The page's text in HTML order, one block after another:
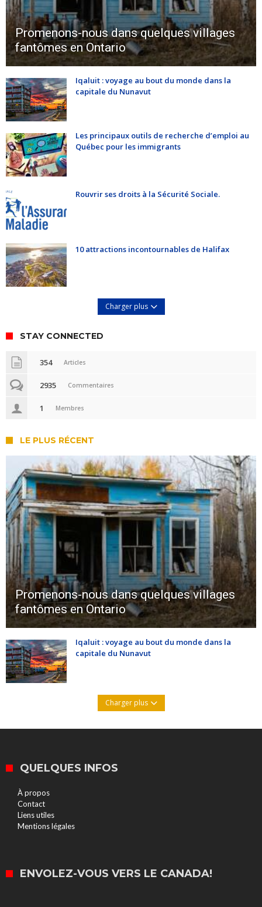
Promenons-nous dans quelques villages
fantômes en Ontario
Iqaluit : voyage au bout du monde dans la
capitale du Nunavut
Les principaux outils de recherche d’emploi au
Québec pour les immigrants
Rouvrir ses droits à la Sécurité Sociale.
10 attractions incontournables de Halifax
Charger plus
STAY CONNECTED
354 Articles
2935 Commentaires
1 Membres
LE PLUS RÉCENT
Promenons-nous dans quelques villages
fantômes en Ontario
Iqaluit : voyage au bout du monde dans la
capitale du Nunavut
Charger plus
QUELQUES INFOS
À propos
Contact
Liens utiles
Mentions légales
ENVOLEZ-VOUS VERS LE CANADA!